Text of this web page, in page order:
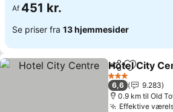
Af 451 kr.
Se priser fra 13 hjemmesider
Del Føj til
Hotel City
3 Stjerner
6,6
9.283
0.9 km til Old
Effektive